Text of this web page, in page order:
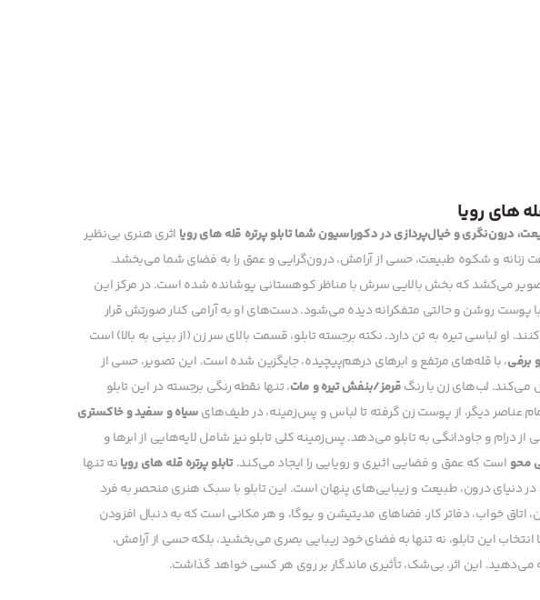
های رویا
درون‌نگری و خیال‌پردازی در دکوراسیون شماتابلو پرتره قله های رویا اثری هنری بی‌نظیر
زنانه و شکوه طبیعت، حسی از آرامش، درون‌گرایی و عمق را به فضای شما می‌بخشد.
تصویر می‌کشد که بخش بالایی سرش با مناظر کوهستانی پوشانده شده است. در مرکز این
پوست روشن و حالتی متفکرانه دیده می‌شود. دست‌های او به آرامی کنار صورتش قرار
او لباسی تیره به تن دارد. نکته برجسته تابلو، قسمت بالای سر زن (از بینی به بالا) است
برفی، با قله‌های مرتفع و ابرهای درهم‌پیچیده، جایگزین شده است. این تصویر، حسی از
می‌کند. لب‌های زن با رنگقرمز/بنفش تیره و مات، تنها نقطه رنگی برجسته در این تابلو
عناصر دیگر، از پوست زن گرفته تا لباس و پس‌زمینه، در طیف‌هایسیاه و سفید و خاکستری
درام و جاودانگی به تابلو می‌دهد. پس‌زمینه کلی تابلو نیز شامل لایه‌هایی از ابرها و
محواست که عمق و فضایی اثیری و رویایی را ایجاد می‌کند.تابلو پرتره قله های رویانه تنها
دنیای درون، طبیعت و زیبایی‌های پنهان است. این تابلو با سبک هنری منحصر به فرد
اتاق خواب، دفاتر کار، فضاهای مدیتیشن و یوگا، و هر مکانی است که به دنبال افزودن
این تابلو، نه تنها به فضای خود زیبایی بصری می‌بخشید، بلکه حسی از آرامش،
می‌دهید. این اثر، بی‌شک، تأثیری ماندگار بر روی هر کسی خواهد گذاشت.